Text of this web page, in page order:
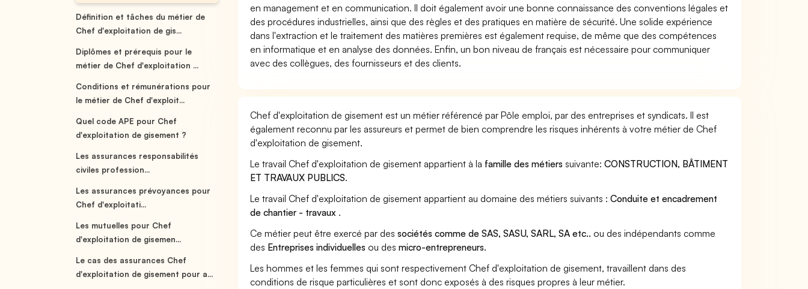
Définition et tâches du métier de
Chef d'exploitation de gis...
Diplômes et prérequis pour le
métier de Chef d'exploitation ...
Conditions et rémunérations pour
le métier de Chef d'exploit...
Quel code APE pour Chef
d'exploitation de gisement ?
Les assurances responsabilités
civiles profession...
Les assurances prévoyances pour
Chef d'exploitati...
Les mutuelles pour Chef
d'exploitation de gisemen...
Le cas des assurances Chef
d'exploitation de gisement pour a...
en management et en communication. Il doit également avoir une bonne connaissance des conventions légales et
des procédures industrielles, ainsi que des règles et des pratiques en matière de sécurité. Une solide expérience
dans l'extraction et le traitement des matières premières est également requise, de même que des compétences
en informatique et en analyse des données. Enfin, un bon niveau de français est nécessaire pour communiquer
avec des collègues, des fournisseurs et des clients.
Chef d'exploitation de gisement est un métier référencé par Pôle emploi, par des entreprises et syndicats. Il est
également reconnu par les assureurs et permet de bien comprendre les risques inhérents à votre métier de Chef
d'exploitation de gisement.
Le travail Chef d'exploitation de gisement appartient à la famille des métiers suivante:CONSTRUCTION, BÂTIMENT
ET TRAVAUX PUBLICS.
Le travail Chef d'exploitation de gisement appartient au domaine des métiers suivants :Conduite et encadrement
de chantier - travaux .
Ce métier peut être exercé par dessociétés comme de SAS, SASU, SARL, SA etc.. ou des indépendants comme
des Entreprises individuelles ou desmicro-entrepreneurs.
Les hommes et les femmes qui sont respectivement Chef d'exploitation de gisement, travaillent dans des
conditions de risque particulières et sont donc exposés à des risques propres à leur métier.